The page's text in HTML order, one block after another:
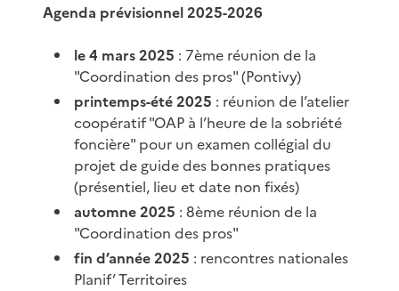
Agenda prévisionnel 2025-2026
le 4 mars 2025 : 7ème réunion de la
"Coordination des pros" (Pontivy)
printemps-été 2025 : réunion de l’atelier
coopératif "OAP à l’heure de la sobriété
foncière" pour un examen collégial du
projet de guide des bonnes pratiques
(présentiel, lieu et date non fixés)
automne 2025 : 8ème réunion de la
"Coordination des pros"
fin d’année 2025 : rencontres nationales
Planif’ Territoires